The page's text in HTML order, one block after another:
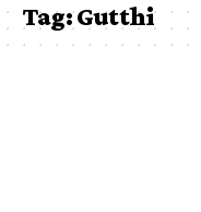
Tag:Gutthi